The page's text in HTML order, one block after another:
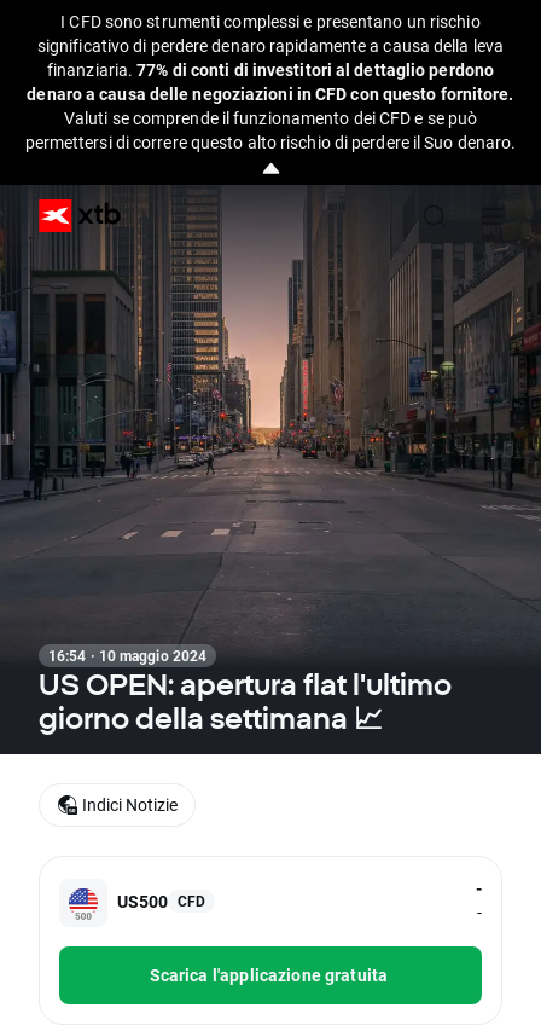
I CFD sono strumenti complessi e presentano un rischio
significativo di perdere denaro rapidamente a causa della leva
finanziaria.77% di conti di investitori al dettaglio perdono
denaro a causa delle negoziazioni in CFD con questo fornitore.
Valuti se comprende il funzionamento dei CFD e se può
permettersi di correre questo alto rischio di perdere il Suo denaro.
16:54 · 10 maggio 2024
US OPEN: apertura flat l'ultimo
giorno della settimana 📈
US500 CFD
-
-
Scarica l'applicazione gratuita
Indici Notizie